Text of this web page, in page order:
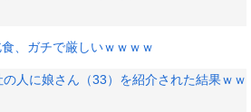
、ガチで厳しいｗｗｗｗ
の人に娘さん（33）を紹介された結果ｗｗ